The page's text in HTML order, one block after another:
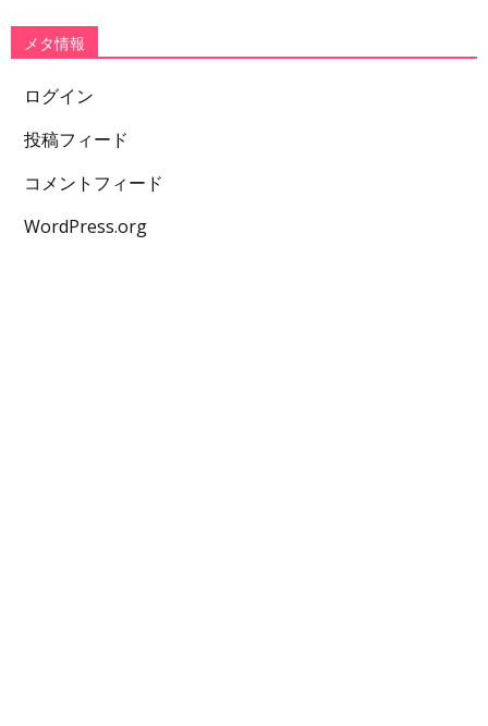
メタ情報
ログイン
投稿フィード
コメントフィード
WordPress.org